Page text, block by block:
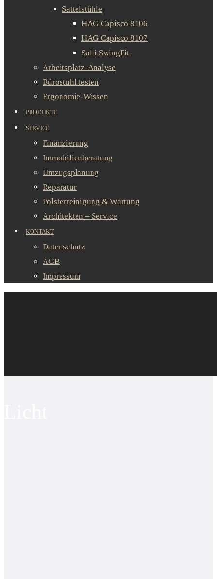
Sattelstühle
HAG Capisco 8106
HAG Capisco 8107
Salli SwingFit
Arbeitsplatz-Analyse
Bürostuhl testen
Ergonomie-Wissen
PRODUKTE
SERVICE
Finanzierung
Immobilienberatung
Umzugsplanung
Reparatur
Polsterreinigung & Wartung
Architekten – Service
KONTAKT
Datenschutz
AGB
Impressum